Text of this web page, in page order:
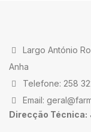
Largo António
Anha
Telefone: 258
Email:
Direcção Técnica: